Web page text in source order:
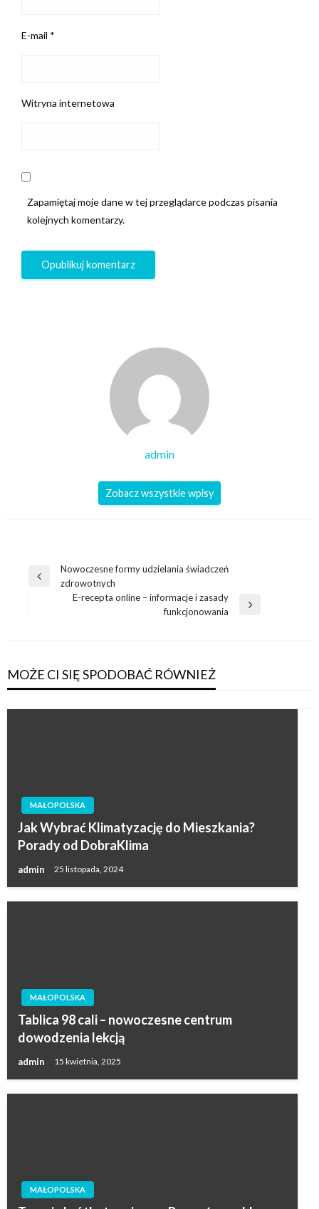
E-mail *
Witryna internetowa
Zapamiętaj moje dane w tej przeglądarce podczas pisania
kolejnych komentarzy.
admin
Zobacz wszystkie wpisy
Nawigacja
wpisu
Poprzedni
Nowoczesne formy udzielania świadczeń
zdrowotnych
E-recepta online – informacje i zasady
funkcjonowania
MOŻE CI SIĘ SPODOBAĆ RÓWNIEŻ
MAŁOPOLSKA
Jak Wybrać Klimatyzację do Mieszkania?
Porady od DobraKlima
admin 25 listopada, 2024
MAŁOPOLSKA
Tablica 98 cali – nowoczesne centrum
dowodzenia lekcją
admin 15 kwietnia, 2025
MAŁOPOLSKA